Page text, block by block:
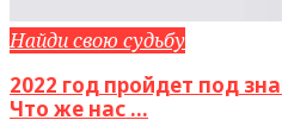
Найди свою судьбу
2022 год пройдет под
Что же нас ...